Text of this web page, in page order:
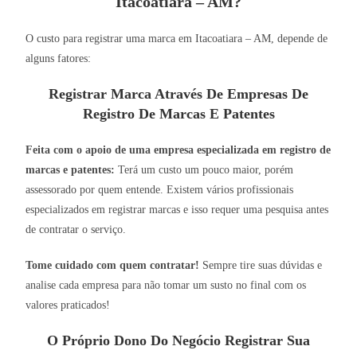
O custo para registrar uma marca em Itacoatiara – AM, depende de
alguns fatores:
Registrar Marca Através De Empresas De
Registro De Marcas E Patentes
Feita com o apoio de uma empresa especializada em registro de
marcas e patentes: Terá um custo um pouco maior, porém
assessorado por quem entende. Existem vários profissionais
especializados em registrar marcas e isso requer uma pesquisa antes
de contratar o serviço.
Tome cuidado com quem contratar! Sempre tire suas dúvidas e
analise cada empresa para não tomar um susto no final com os
valores praticados!
O Próprio Dono Do Negócio Registrar Sua